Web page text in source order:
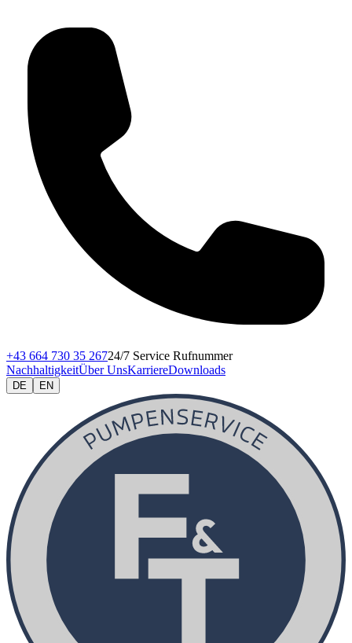
+43 664 730 35 26724/7 Service Rufnummer
NachhaltigkeitÜber UnsKarriereDownloads
DE EN